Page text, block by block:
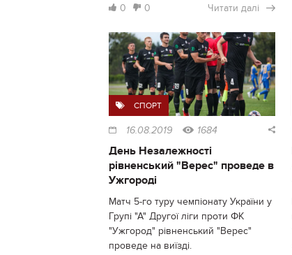
0
0 Читати далі
СПОРТ
16.08.2019 1684
День Незалежності
рівненський "Верес" проведе в
Ужгороді
Матч 5-го туру чемпіонату України у
Групі "А" Другої ліги проти ФК
"Ужгород" рівненський "Верес"
проведе на виїзді.